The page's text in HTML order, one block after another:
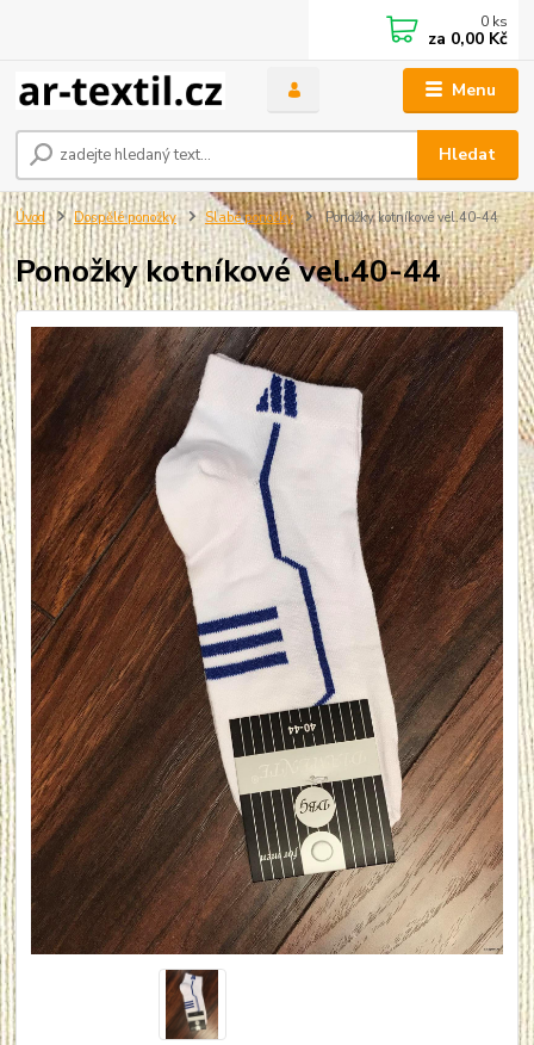
Menu
Hledat
0 ks
za 0,00 Kč
Úvod Dospělé ponožky Slabé ponožky Ponožky kotníkové vel.40-44
Ponožky kotníkové vel.40-44